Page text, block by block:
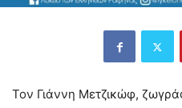
Τον Γιάννη Μετζικώφ,